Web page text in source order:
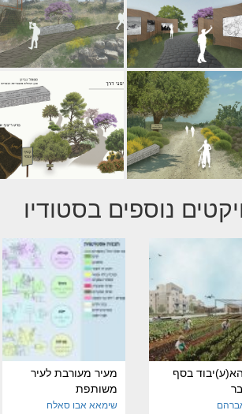
נוספים בסטודיו
בסף
מעיר מעורבת לעיר
משותפת
שימאא אבו סאלח